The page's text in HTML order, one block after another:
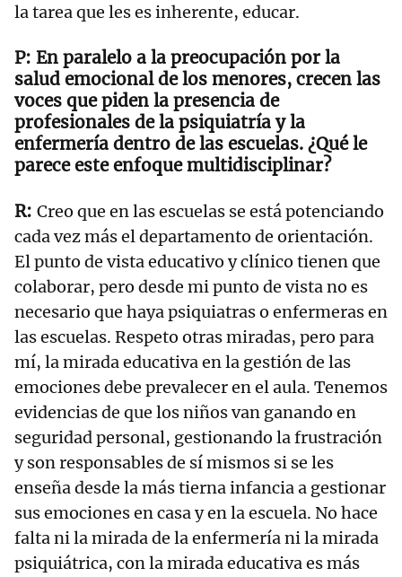
la tarea que les es inherente, educar.
En paralelo a la preocupación por la
salud emocional de los menores, crecen las
voces que piden la presencia de
profesionales de la psiquiatría y la
enfermería dentro de las escuelas. ¿Qué le
parece este enfoque multidisciplinar?
Creo que en las escuelas se está potenciando
cada vez más el departamento de orientación.
El punto de vista educativo y clínico tienen que
colaborar, pero desde mi punto de vista no es
necesario que haya psiquiatras o enfermeras en
las escuelas. Respeto otras miradas, pero para
mí, la mirada educativa en la gestión de las
emociones debe prevalecer en el aula. Tenemos
evidencias de que los niños van ganando en
seguridad personal, gestionando la frustración
y son responsables de sí mismos si se les
enseña desde la más tierna infancia a gestionar
sus emociones en casa y en la escuela. No hace
falta ni la mirada de la enfermería ni la mirada
psiquiátrica, con la mirada educativa es más